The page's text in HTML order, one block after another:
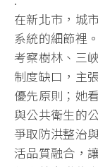
在新北市，城
系統的細節裡。
考察樹林、三
制度缺口， 主
優先原則； 她
與公共衛生的
爭取防洪整治
活品質融合，